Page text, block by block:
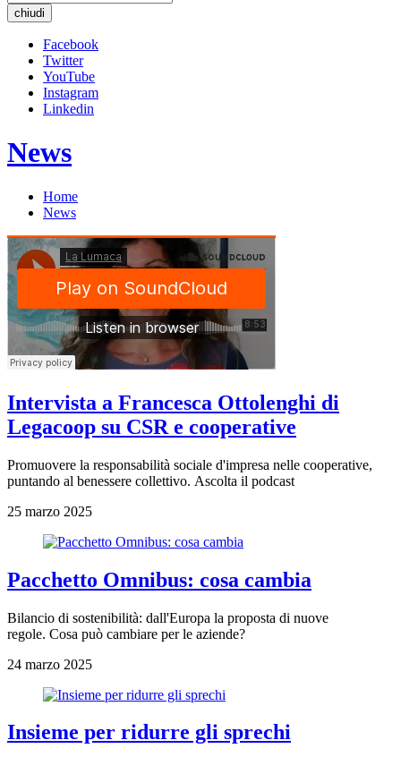
chiudi
Facebook
Twitter
YouTube
Instagram
Linkedin
News
Home
News
Intervista a Francesca Ottolenghi di
Legacoop su CSR e cooperative
Promuovere la responsabilità sociale d'impresa nelle cooperative,
puntando al benessere collettivo. Ascolta il podcast
25 marzo 2025
Pacchetto Omnibus: cosa cambia
Bilancio di sostenibilità: dall'Europa la proposta di nuove
regole. Cosa può cambiare per le aziende?
24 marzo 2025
Insieme per ridurre gli sprechi